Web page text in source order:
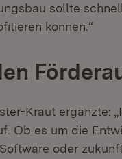
sollte
können.“
Kraut ergänzte:
Ob es um die
oder